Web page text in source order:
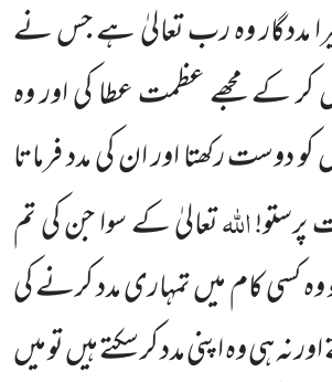
مددگار وہ رب تعالیٰ ہے جس نے
کر کے مجھے عظمت عطا کی اور وہ
دوست رکھتا اور ان کی مدد فرماتا
اللہتعالیٰ کےسوا جن کی تم
کسی کام میں تمہاری مدد کرنے کی
نہ ہی وہ اپنی مدد کر سکتے ہیں تو میں